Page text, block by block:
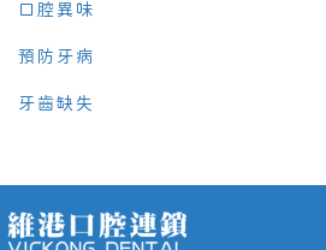
口腔異味
預防牙病
牙齒缺失